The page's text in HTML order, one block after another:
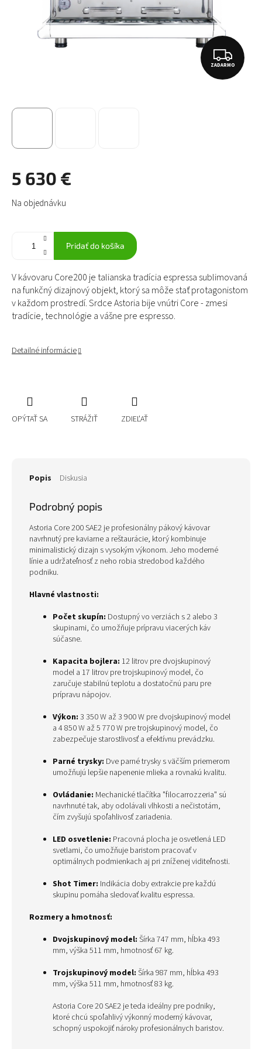
Z
A
ZADARMO
5 630 €
Jednotková
cena:
Na objednávku
Pridať do košíka
V kávovaru Core200 je talianska tradícia espressa sublimovaná
na funkčný dizajnový objekt, ktorý sa môže stať protagonistom
v každom prostredí. Srdce Astoria bije vnútri Core - zmesi
tradície, technológie a vášne pre espresso.
Detailné informácie
OPÝTAŤ SA STRÁŽIŤ ZDIEĽAŤ
Popis Diskusia
Podrobný popis
t
G
T
p
o
d
Astoria Core 200 SAE2 je profesionálny pákový kávovar
navrhnutý pre kaviarne a reštaurácie, ktorý kombinuje
minimalistický dizajn s vysokým výkonom. Jeho moderné
línie a udržateľnosť z neho robia stredobod každého
podniku.
Hlavné vlastnosti:
Počet skupín: Dostupný vo verziách s 2 alebo 3
skupinami, čo umožňuje prípravu viacerých káv
súčasne.
Kapacita bojlera: 12 litrov pre dvojskupinový
model a 17 litrov pre trojskupinový model, čo
zaručuje stabilnú teplotu a dostatočnú paru pre
prípravu nápojov.
Výkon: 3 350 W až 3 900 W pre dvojskupinový model
a 4 850 W až 5 770 W pre trojskupinový model, čo
zabezpečuje starostlivosť a efektívnu prevádzku.
Parné trysky: Dve parné trysky s väčším priemerom
umožňujú lepšie napenenie mlieka a rovnakú kvalitu.
Ovládanie: Mechanické tlačítka "filocarrozzeria" sú
navrhnuté tak, aby odolávali vlhkosti a nečistotám,
čím zvyšujú spoľahlivosť zariadenia.
LED osvetlenie: Pracovná plocha je osvetlená LED
svetlami, čo umožňuje baristom pracovať v
optimálnych podmienkach aj pri zníženej viditeľnosti.
Shot Timer: Indikácia doby extrakcie pre každú
skupinu pomáha sledovať kvalitu espressa.
Rozmery a hmotnosť:
Dvojskupinový model: Šírka 747 mm, hĺbka 493
mm, výška 511 mm, hmotnosť 67 kg.
Trojskupinový model: Šírka 987 mm, hĺbka 493
mm, výška 511 mm, hmotnosť 83 kg.
Astoria Core 20 SAE2 je teda ideálny pre podniky,
ktoré chcú spoľahlivý výkonný moderný kávovar,
schopný uspokojiť nároky profesionálnych baristov.